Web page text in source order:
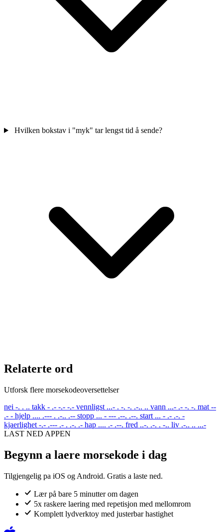
Hvilken bokstav i "myk" tar lengst tid å sende?
Relaterte ord
Utforsk flere morsekodeoversettelser
nei -. . .. takk - .- -.- -.- vennligst ...- . -. -. .-.. .. vann ...- .- -. -. mat --
.- - hjelp .... .--- . .-.. .-- stopp ... - --- .--. .--. start ... - .- .-. -
kjaerlighet -.- .--- .- . .-. .- hap .... .- .--. fred ..-. .-. . -.. liv .-.. .. ...-
LAST NED APPEN
Begynn a laere morsekode i dag
Tilgjengelig pa iOS og Android. Gratis a laste ned.
Lær på bare 5 minutter om dagen
5x raskere laering med repetisjon med mellomrom
Komplett lydverktoy med justerbar hastighet